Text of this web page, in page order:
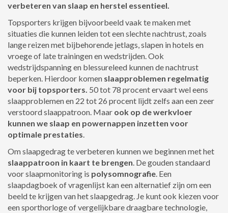
verbeteren van slaap en herstel essentieel.
Topsporters krijgen bijvoorbeeld vaak te maken met
situaties die kunnen leiden tot een slechte nachtrust, zoals
lange reizen met bijbehorende jetlags, slapen in hotels en
vroege of late trainingen en wedstrijden. Ook
wedstrijdspanning en blessureleed kunnen de nachtrust
beperken. Hierdoor komen slaapproblemen regelmatig
voor bij topsporters. 50 tot 78 procent ervaart wel eens
slaapproblemen en 22 tot 26 procent lijdt zelfs aan een zeer
verstoord slaappatroon. Maar ook op de werkvloer
kunnen we slaap en powernappen inzetten voor
optimale prestaties.
Om slaapgedrag te verbeteren kunnen we beginnen met het
slaappatroon in kaart te brengen. De gouden standaard
voor slaapmonitoring is polysomnografie. Een
slaapdagboek of vragenlijst kan een alternatief zijn om een
beeld te krijgen van het slaapgedrag. Je kunt ook kiezen voor
een sporthorloge of vergelijkbare draagbare technologie,